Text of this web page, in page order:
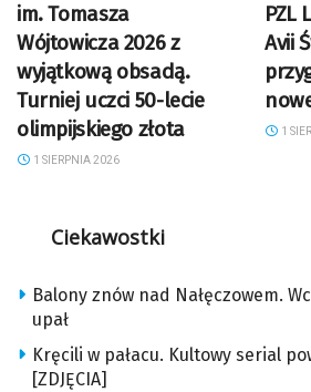
im. Tomasza
Wójtowicza 2026 z
wyjątkową obsadą.
Turniej uczci 50-lecie
olimpijskiego złota
1 SIERPNIA 2026
PZL
Avii
1
Ciekawostki
Balony znów nad Nałęczowem.
upał
Kręcili w pałacu. Kultowy serial
[ZDJĘCIA]